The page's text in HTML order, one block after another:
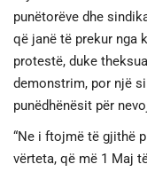
punëtorëve dhe
që janë të prekur nga
protestë, duke
demonstrim, por një
punëdhënësit për
“Ne i ftojmë të gjithë
vërteta, që më 1 Maj